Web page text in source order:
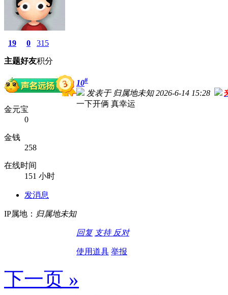
19
主题
0
好友
315
积分
金元宝
0
金钱
258
在线时间
151 小时
发消息
IP属地： 归属地未知
10#
发表于 归属地未知 2026-6-14 15:28
一下开俩 真幸运
回复 支持 反对
使用道具 举报
下一页 »